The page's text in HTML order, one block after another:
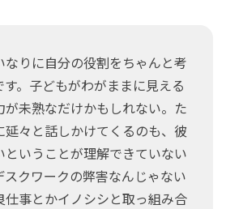
りに自分の役割をちゃんと考
。子どもがわがままに見える
が未熟なだけかもしれない。た
延々と話しかけてくるのも、彼
ということが理解できていない
クワークの弊害なんじゃない
仕事とかイノシシと取っ組み合